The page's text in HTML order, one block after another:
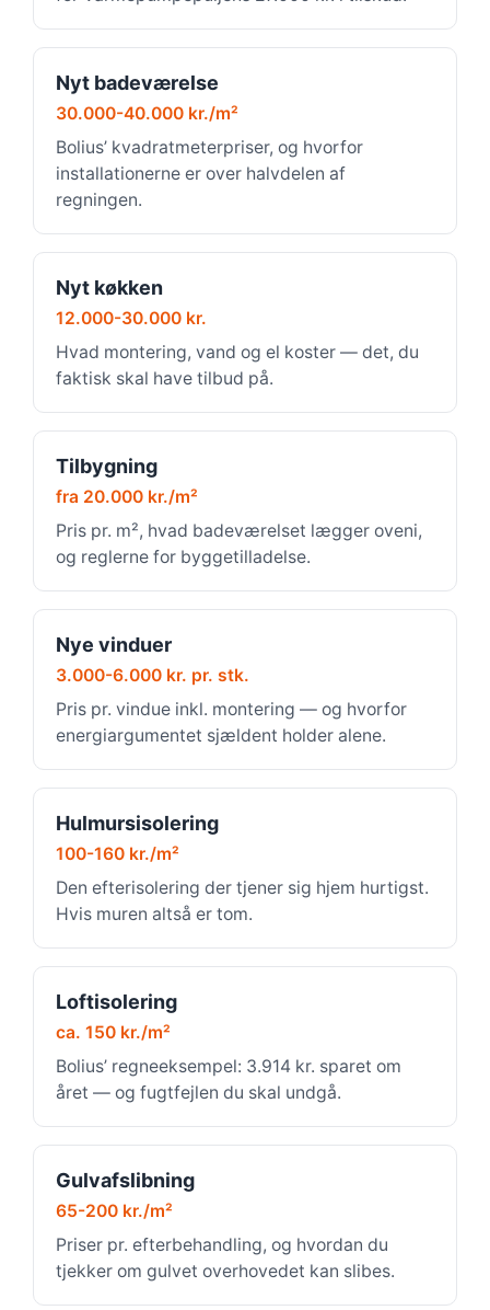
Nyt badeværelse
30.000-40.000 kr./m²
Bolius’ kvadratmeterpriser, og hvorfor
installationerne er over halvdelen af
regningen.
Nyt køkken
12.000-30.000 kr.
Hvad montering, vand og el koster — det, du
faktisk skal have tilbud på.
Tilbygning
fra 20.000 kr./m²
Pris pr. m², hvad badeværelset lægger oveni,
og reglerne for byggetilladelse.
Nye vinduer
3.000-6.000 kr. pr. stk.
Pris pr. vindue inkl. montering — og hvorfor
energiargumentet sjældent holder alene.
Hulmursisolering
100-160 kr./m²
Den efterisolering der tjener sig hjem hurtigst.
Hvis muren altså er tom.
Loftisolering
ca. 150 kr./m²
Bolius’ regneeksempel: 3.914 kr. sparet om
året — og fugtfejlen du skal undgå.
Gulvafslibning
65-200 kr./m²
Priser pr. efterbehandling, og hvordan du
tjekker om gulvet overhovedet kan slibes.